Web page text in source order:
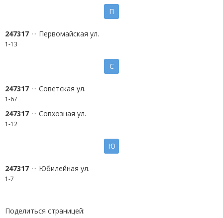
П
247317 Первомайская ул.
1-13
С
247317 Советская ул.
1-67
247317 Совхозная ул.
1-12
Ю
247317 Юбилейная ул.
1-7
Поделиться страницей: